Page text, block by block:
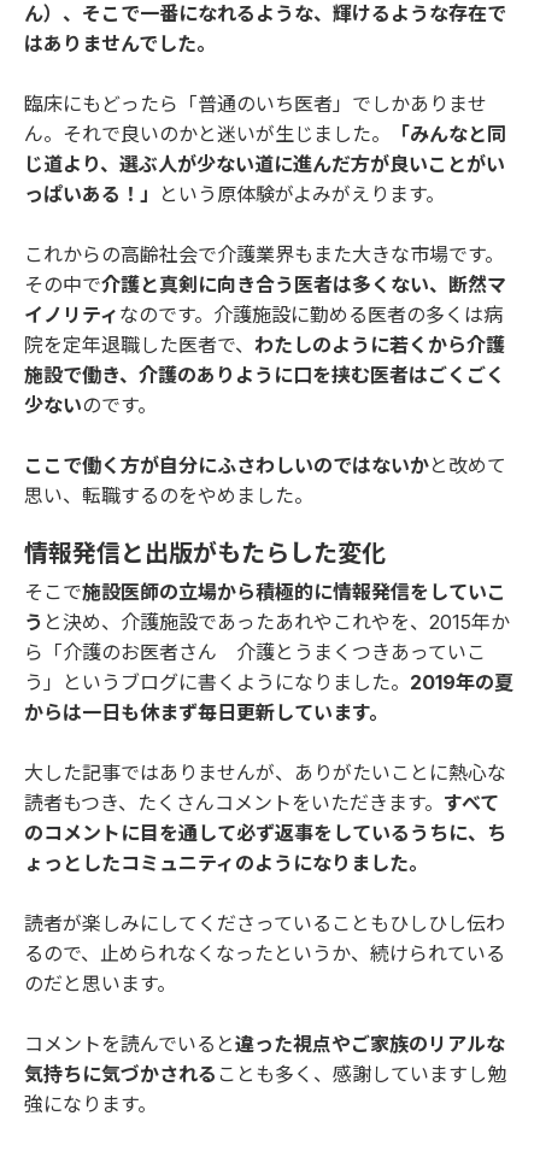
ん）、そこで一番になれるような、輝けるような存在で
はありませんでした。
臨床にもどったら「普通のいち医者」でしかありませ
ん。それで良いのかと迷いが生じました。
「みんなと同
じ道より、選ぶ人が少ない道に進んだ方が良いことがい
っぱいある！」
という原体験がよみがえります。
これからの高齢社会で介護業界もまた大きな市場です。
その中で介護と真剣に向き合う医者は多くない、断然マ
イノリティ なのです。介護施設に勤める医者の多くは病
院を定年退職した医者で、 わたしのように若くから介護
施設で働き、介護のありように口を挟む医者はごくごく
少ないのです。
ここで働く方が自分にふさわしいのではないかと改めて
思い、転職するのをやめました。
情報発信と出版がもたらした変化
そこで施設医師の立場から積極的に情報発信をしていこ
う と決め、介護施設であったあれやこれやを、2015年か
ら「介護のお医者さん 介護とうまくつきあっていこ
う 」というブログに書くようになりました。 2019年の夏
からは一日も休まず毎日更新しています。
大した記事ではありませんが、ありがたいことに熱心な
読者もつき、たくさんコメントをいただきます。 すべて
のコメントに目を通して必ず返事をしているうちに、ち
ょっとしたコミュニティのようになりました。
読者が楽しみにしてくださっていることもひしひし伝わ
るので、止められなくなったというか、続けられている
のだと思います。
コメントを読んでいると違った視点やご家族のリアルな
気持ちに気づかされる ことも多く、感謝していますし勉
強になります。